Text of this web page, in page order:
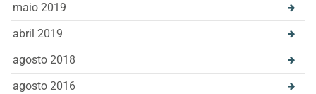
maio 2019
abril 2019
agosto 2018
agosto 2016